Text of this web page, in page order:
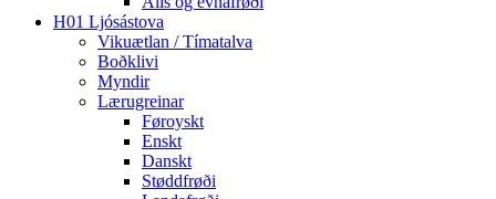
H01 Ljósástova
Vikuætlan / Tímatalva
Boðklivi
Myndir
Lærugreinar
Føroyskt
Enskt
Danskt
Støddfrøði